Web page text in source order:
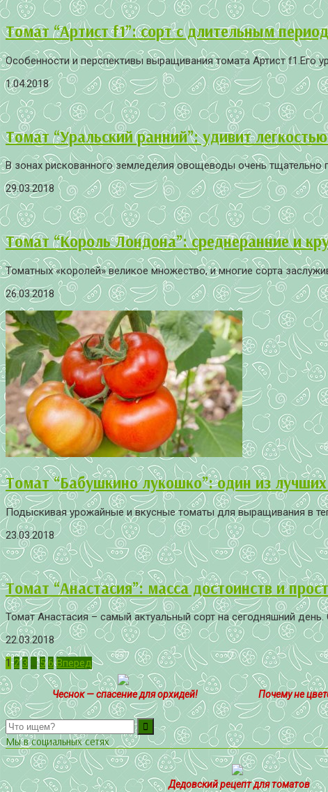
Томат “Артист f1”: сорт с длительным
Особенности и перспективы выращивания томата Артист f1.Его
1.04.2018
Томат “Уральский ранний”: удивит
В зонах рискованного земледелия овощеводы очень
29.03.2018
Томат “Король Лондона”: среднеранние и
Томатных «королей» великое множество, и многие сорта
26.03.2018
Томат “Бабушкино лукошко”: один из
Подыскивая урожайные и вкусные томаты для выращивания в
23.03.2018
Томат “Анастасия”: масса достоинств и
Томат Анастасия – самый актуальный сорт на сегодняшний
22.03.2018
Пагинация
записей
1 2 3 … 5 6 Вперед
Чеснок — спасение для орхидей!
Почему не
Мы в социальных сетях
Дедовский рецепт для томатов